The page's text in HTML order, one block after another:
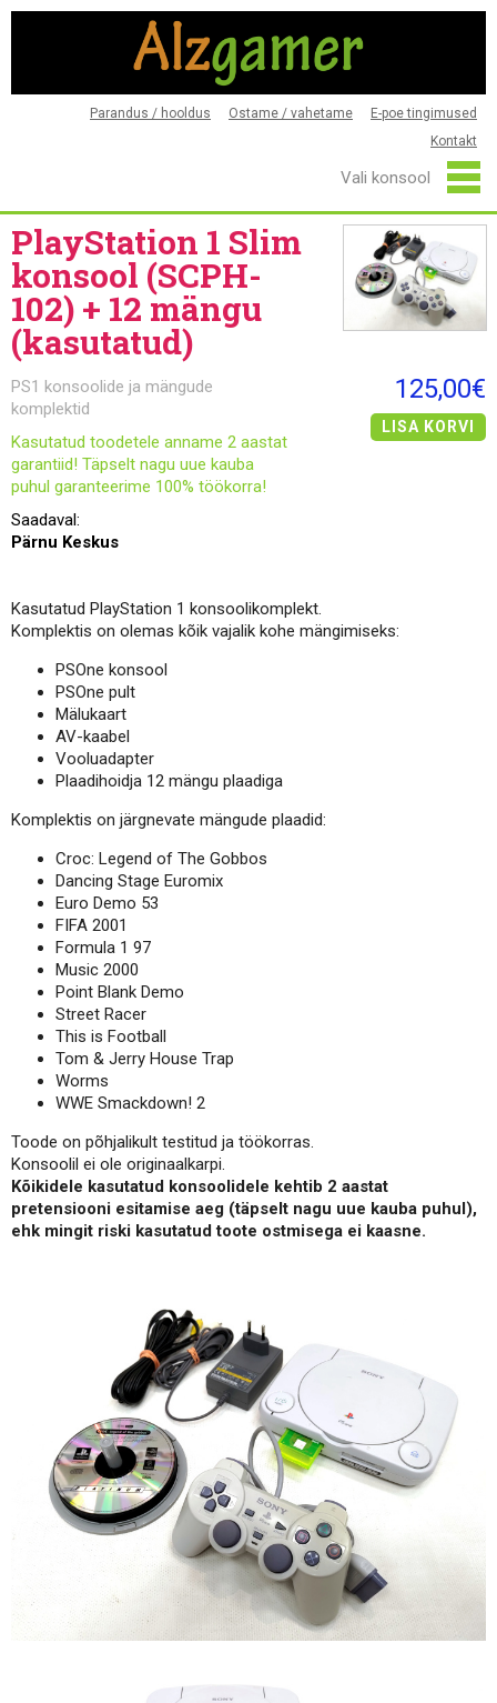
Parandus / hooldus Ostame / vahetame
E-poe tingimused
Kontakt
PlayStation 1 Slim
konsool (SCPH-
102) + 12 mängu
(kasutatud)
PS1 konsoolide ja mängude
komplektid
Kasutatud toodetele anname 2 aastat
garantiid! Täpselt nagu uue kauba
puhul garanteerime 100% töökorra!
Saadaval:
Pärnu Keskus
125,00€
LISA KORVI
Kasutatud PlayStation 1 konsoolikomplekt.
Komplektis on olemas kõik vajalik kohe mängimiseks:
PSOne konsool
PSOne pult
Mälukaart
AV-kaabel
Vooluadapter
Plaadihoidja 12 mängu plaadiga
Komplektis on järgnevate mängude plaadid:
Croc: Legend of The Gobbos
Dancing Stage Euromix
Euro Demo 53
FIFA 2001
Formula 1 97
Music 2000
Point Blank Demo
Street Racer
This is Football
Tom & Jerry House Trap
Worms
WWE Smackdown! 2
Toode on põhjalikult testitud ja töökorras.
Konsoolil ei ole originaalkarpi.
Kõikidele kasutatud konsoolidele kehtib 2 aastat
pretensiooni esitamise aeg (täpselt nagu uue kauba puhul),
ehk mingit riski kasutatud toote ostmisega ei kaasne.